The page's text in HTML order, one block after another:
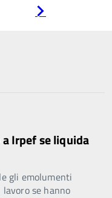
Irpef se liquida
gli emolumenti
se hanno